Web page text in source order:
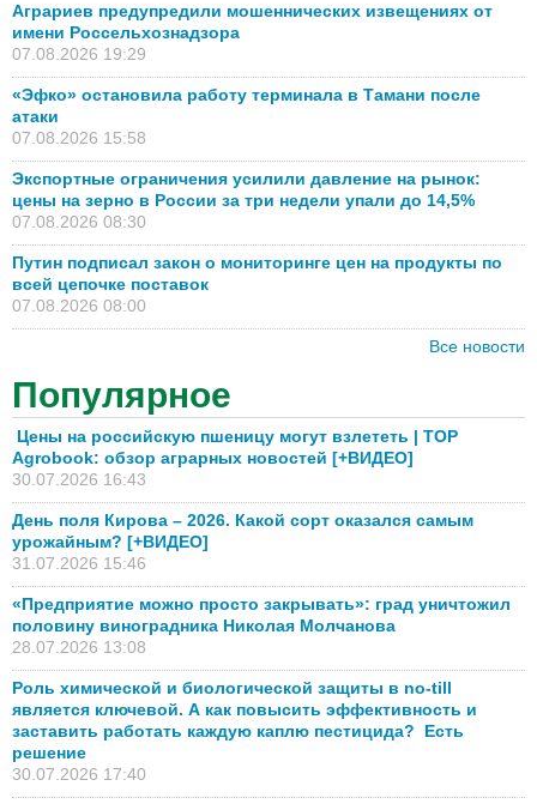
Аграриев предупредили мошеннических извещениях от
имени Россельхознадзора
07.08.2026 19:29
«Эфко» остановила работу терминала в Тамани после
атаки
07.08.2026 15:58
Экспортные ограничения усилили давление на рынок:
цены на зерно в России за три недели упали до 14,5%
07.08.2026 08:30
Путин подписал закон о мониторинге цен на продукты по
всей цепочке поставок
07.08.2026 08:00
Все новости
Популярное
Цены на российскую пшеницу могут взлететь | TOP
Agrobook: обзор аграрных новостей [+ВИДЕО]
30.07.2026 16:43
День поля Кирова – 2026. Какой сорт оказался самым
урожайным? [+ВИДЕО]
31.07.2026 15:46
«Предприятие можно просто закрывать»: град уничтожил
половину виноградника Николая Молчанова
28.07.2026 13:08
Роль химической и биологической защиты в no-till
является ключевой. А как повысить эффективность и
заставить работать каждую каплю пестицида? Есть
решение
30.07.2026 17:40